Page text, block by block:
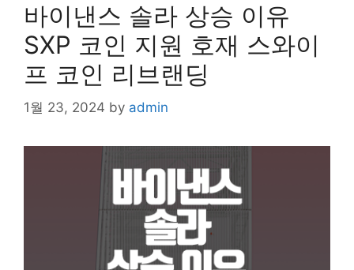
바이낸스 솔라 상승 이유
SXP 코인 지원 호재 스와이
프 코인 리브랜딩
1월 23, 2024 by admin